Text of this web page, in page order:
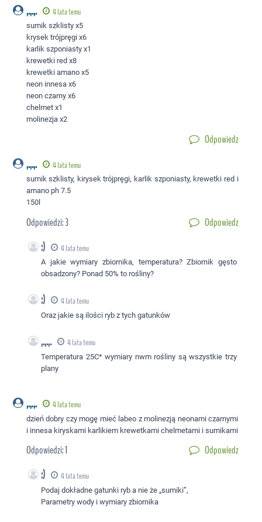
,.,.,. 4 lata temu
sumik szklisty x5
krysek trójpręgi x6
karlik szponiasty x1
krewetki red x8
krewetki amano x5
neon innesa x6
neon czarny x6
chelmet x1
molinezja x2
Odpowiedz
,.,.,. 4 lata temu
sumik szklisty, kirysek trójpręgi, karlik szponiasty, krewetki red i
amano ph 7.5
150l
Odpowiedzi:3 Odpowiedz
:) 4 lata temu
A jakie wymiary zbiornika, temperatura? Zbiornik gęsto
obsadzony? Ponad 50% to rośliny?
:) 4 lata temu
Oraz jakie są ilości ryb z tych gatunków
,.,.,. 4 lata temu
Temperatura 25C* wymiary nwm rośliny są wszystkie trzy
plany
,.,.,. 4 lata temu
dzień dobry czy mogę mieć labeo z molinezją neonami czarnymi
i innesa kiryskami karlikiem krewetkami chelmetami i sumikami
Odpowiedzi:1 Odpowiedz
:) 4 lata temu
Podaj dokładne gatunki ryb a nie że „sumiki”,
Parametry wody i wymiary zbiornika